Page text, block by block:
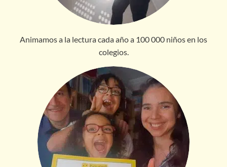
Animamos a la lectura cada año a 100 000 niños en los
colegios.